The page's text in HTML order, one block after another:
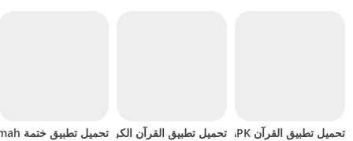
تحميل تطبيق القرآن APK مهكر للاندرويد 2024 تحميل تطبيق القرآن الكريم مع تفسير ومعاني مهكر
تحميل تطبيق ختمة Khatmah مهكر للاندرويد 2024